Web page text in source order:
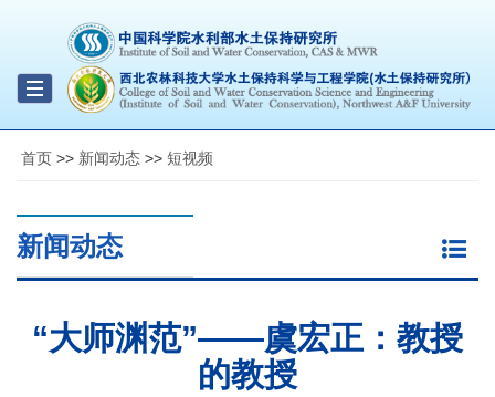
Toggle
navigation
首页 >> 新闻动态 >> 短视频
新闻动态
“大师渊范”——虞宏正：教授
的教授